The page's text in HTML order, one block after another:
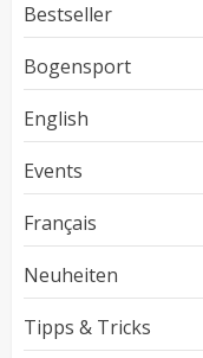
Bestseller
Bogensport
English
Events
Français
Neuheiten
Tipps & Tricks